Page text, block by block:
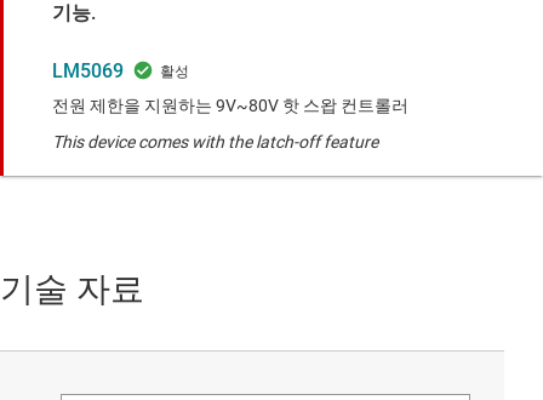
기능.
LM5069
전원 제한을 지원하는 9V~80V 핫 스왑 컨트롤러
This device comes with the latch-off feature
기술 자료